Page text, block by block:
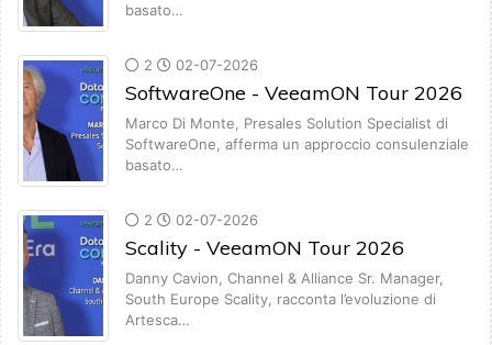
basato…
2 02-07-2026
SoftwareOne - VeeamON Tour 2026
Marco Di Monte, Presales Solution Specialist di
SoftwareOne, afferma un approccio consulenziale
basato…
2 02-07-2026
Scality - VeeamON Tour 2026
Danny Cavion, Channel & Alliance Sr. Manager,
South Europe Scality, racconta l’evoluzione di
Artesca…